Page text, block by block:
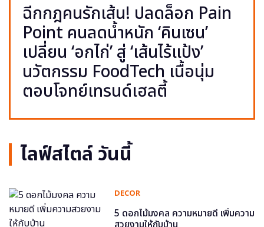
ฉีกกฎคนรักเส้น! ปลดล็อก Pain
Point คนลดน้ำหนัก ‘คินเซน’
เปลี่ยน ‘อกไก่’ สู่ ‘เส้นไร้แป้ง’
นวัตกรรม FoodTech เนื้อนุ่ม
ตอบโจทย์เทรนด์เฮลตี้
ไลฟ์สไตล์ วันนี้
DECOR
5 ดอกไม้มงคล ความหมายดี เพิ่มความ